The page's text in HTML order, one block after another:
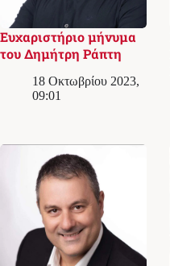
Ευχαριστήριο μήνυμα
του Δημήτρη Ράπτη
18 Οκτωβρίου 2023,
09:01